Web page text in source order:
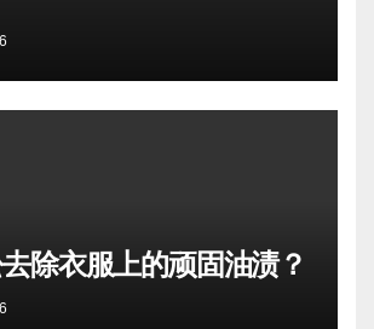
除衣服上的顽固油渍？